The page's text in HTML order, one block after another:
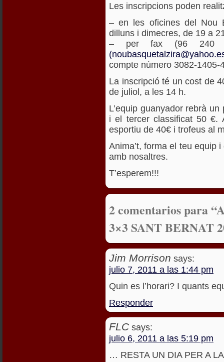
Les inscripcions poden
– en les oficines del Nou
dilluns i dimecres, de 19 a
– per fax (96 240
compte número 3082-
La inscripció té un cost de
de juliol, a les 14 h.
L’equip guanyador rebrà
i el tercer classificat 50 €.
esportiu de 40€ i trofeus al
Anima’t, forma el teu equip
amb nosaltres.
T’esperem!!!
2 comentarios para
3×3 SANT BERNAT
Jim Morrison says:
julio 7, 2011 a las 1:44 pm
Quin es l’horari? I quants
Responder
FLC says:
julio 6, 2011 a las 5:19 pm
… RESTA UN DIA PER A